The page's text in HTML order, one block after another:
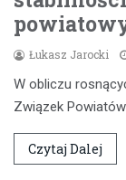
Łukasz Jarocki
W obliczu
Związek
Czytaj Dalej